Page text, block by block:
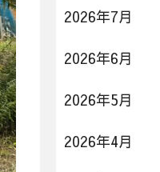
2026年7月
2026年6月
2026年5月
2026年4月